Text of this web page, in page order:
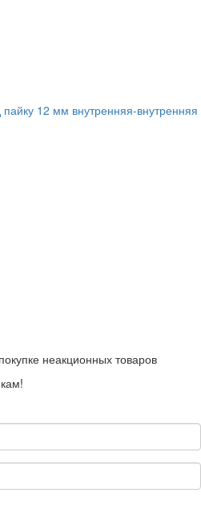
12 мм внутренняя-внутренняя
неакционных товаров